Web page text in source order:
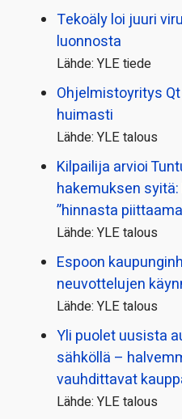
Tekoäly loi juuri
luonnosta
Lähde: YLE tiede
Ohjelmistoyritys
huimasti
Lähde: YLE talous
Kilpailija arvioi
hakemuksen
”hinnasta
Lähde: YLE talous
Espoon
neuvottelujen
Lähde: YLE talous
Yli puolet uusista
sähköllä –
vauhdittavat
Lähde: YLE talous